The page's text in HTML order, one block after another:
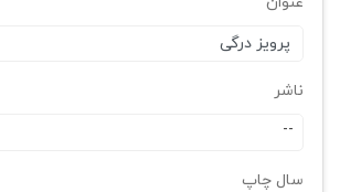
ناشر
--
سال چاپ